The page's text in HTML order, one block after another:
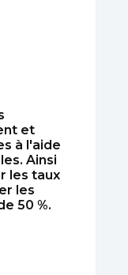
et
à l'aide
Ainsi
les taux
les
50 %.